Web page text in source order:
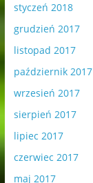
styczeń 2018
grudzień 2017
listopad 2017
październik 2017
wrzesień 2017
sierpień 2017
lipiec 2017
czerwiec 2017
maj 2017